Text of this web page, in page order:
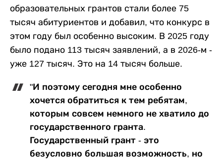
образовательных грантов стали более 75
тысяч абитуриентов и добавил, что конкурс в
этом году был особенно высоким. В 2025 году
было подано 113 тысяч заявлений, а в 2026-м -
уже 127 тысяч. Это на 14 тысяч больше.
"И поэтому сегодня мне особенно
хочется обратиться к тем ребятам,
которым совсем немного не хватило до
государственного гранта.
Государственный грант - это
безусловно большая возможность, но